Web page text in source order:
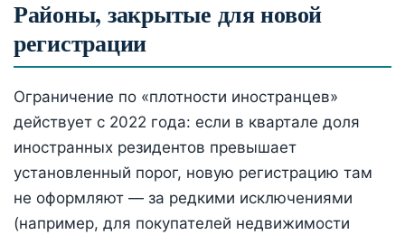
Районы, закрытые для новой
регистрации
Ограничение по «плотности иностранцев»
действует с 2022 года: если в квартале доля
иностранных резидентов превышает
установленный порог, новую регистрацию там
не оформляют — за редкими исключениями
(например, для покупателей недвижимости